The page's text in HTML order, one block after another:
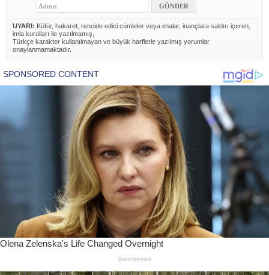
UYARI: Küfür, hakaret, rencide edici cümleler veya imalar, inançlara saldırı içeren,
imla kuralları ile yazılmamış,
Türkçe karakter kullanılmayan ve büyük harflerle yazılmış yorumlar
onaylanmamaktadır.